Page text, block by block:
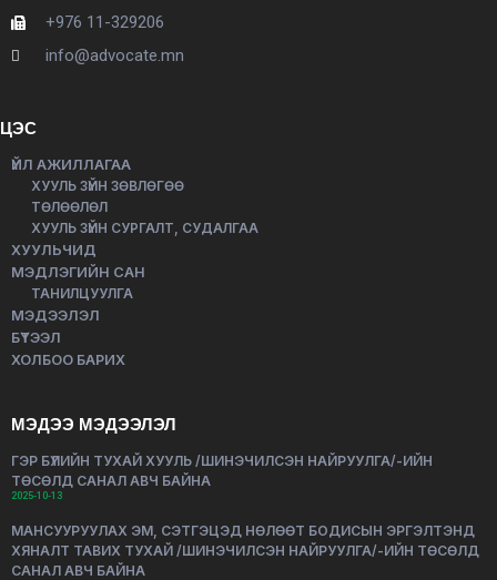
+976 11-329206
info@advocate.mn
ЦЭС
ҮЙЛ АЖИЛЛАГАА
ХУУЛЬ ЗҮЙН ЗӨВЛӨГӨӨ
ТӨЛӨӨЛӨЛ
ХУУЛЬ ЗҮЙН СУРГАЛТ, СУДАЛГАА
ХУУЛЬЧИД
МЭДЛЭГИЙН САН
ТАНИЛЦУУЛГА
МЭДЭЭЛЭЛ
БҮТЭЭЛ
ХОЛБОО БАРИХ
МЭДЭЭ МЭДЭЭЛЭЛ
ГЭР БҮЛИЙН ТУХАЙ ХУУЛЬ /ШИНЭЧИЛСЭН НАЙРУУЛГА/-ИЙН
ТӨСӨЛД САНАЛ АВЧ БАЙНА
2025-10-13
МАНСУУРУУЛАХ ЭМ, СЭТГЭЦЭД НӨЛӨӨТ БОДИСЫН ЭРГЭЛТЭНД
ХЯНАЛТ ТАВИХ ТУХАЙ /ШИНЭЧИЛСЭН НАЙРУУЛГА/-ИЙН ТӨСӨЛД
САНАЛ АВЧ БАЙНА